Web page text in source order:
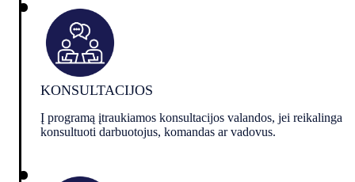
KONSULTACIJOS
Į programą įtraukiamos konsultacijos valandos, jei reikalinga
konsultuoti darbuotojus, komandas ar vadovus.